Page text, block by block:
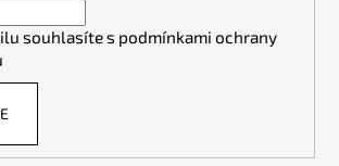
k
y
souhlasíte s podmínkami ochrany